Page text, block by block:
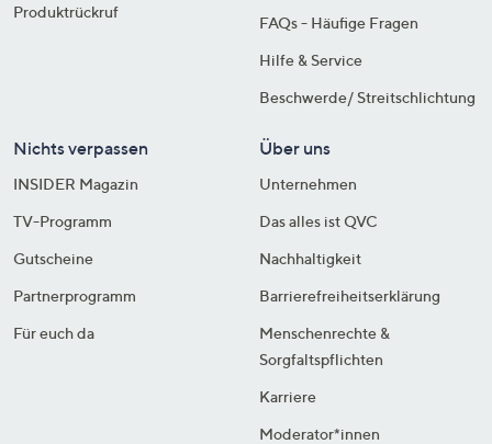
Produktrückruf
FAQs - Häufige Fragen
Hilfe & Service
Beschwerde/ Streitschlichtung
Nichts verpassen
INSIDER Magazin
TV-Programm
Gutscheine
Partnerprogramm
Für euch da
Über uns
Unternehmen
Das alles ist QVC
Nachhaltigkeit
Barrierefreiheitserklärung
Menschenrechte &
Sorgfaltspflichten
Karriere
Moderator*innen